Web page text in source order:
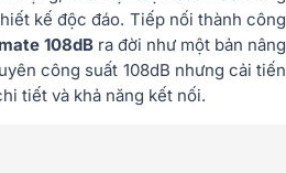
kế độc đáo. Tiếp nối thành công
108dB ra đời như một bản nâng
công suất 108dB nhưng cải tiến
tiết và khả năng kết nối.